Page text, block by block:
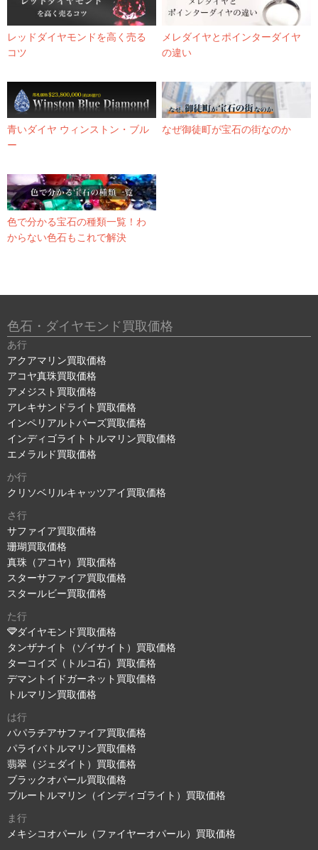
レッドダイヤモンドを高く売る
コツ
メレダイヤとポインターダイヤ
の違い
青いダイヤ ウィンストン・ブル
ー
なぜ御徒町が宝石の街なのか
色で分かる宝石の種類一覧！わ
からない色石もこれで解決
色石・ダイヤモンド買取価格
あ行
アクアマリン買取価格
アコヤ真珠買取価格
アメジスト買取価格
アレキサンドライト買取価格
インペリアルトパーズ買取価格
インディゴライトトルマリン買取価格
エメラルド買取価格
か行
クリソベリルキャッツアイ買取価格
さ行
サファイア買取価格
珊瑚買取価格
真珠（アコヤ）買取価格
スターサファイア買取価格
スタールビー買取価格
た行
ダイヤモンド買取価格
タンザナイト（ゾイサイト）買取価格
ターコイズ（トルコ石）買取価格
デマントイドガーネット買取価格
トルマリン買取価格
は行
パパラチアサファイア買取価格
パライバトルマリン買取価格
翡翠（ジェダイト）買取価格
ブラックオパール買取価格
ブルートルマリン（インディゴライト）買取価格
ま行
メキシコオパール（ファイヤーオパール）買取価格